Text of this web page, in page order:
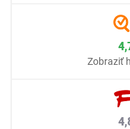
Zobraziť